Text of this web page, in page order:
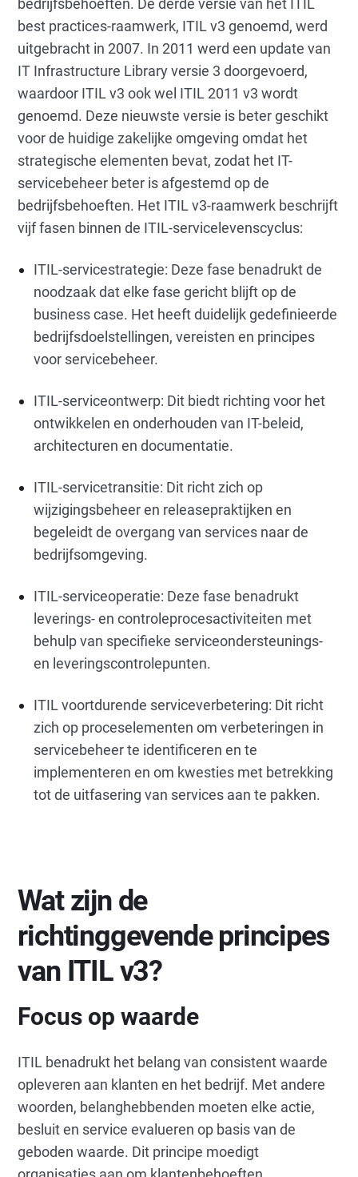
best practices-raamwerk, ITIL v3 genoemd, werd
uitgebracht in 2007. In 2011 werd een update van
IT Infrastructure Library versie 3 doorgevoerd,
waardoor ITIL v3 ook wel ITIL 2011 v3 wordt
genoemd. Deze nieuwste versie is beter geschikt
voor de huidige zakelijke omgeving omdat het
strategische elementen bevat, zodat het IT-
servicebeheer beter is afgestemd op de
bedrijfsbehoeften. Het ITIL v3-raamwerk beschrijft
vijf fasen binnen de ITIL-servicelevenscyclus:
ITIL-servicestrategie: Deze fase benadrukt de
noodzaak dat elke fase gericht blijft op de
business case. Het heeft duidelijk gedefinieerde
bedrijfsdoelstellingen, vereisten en principes
voor servicebeheer.
ITIL-serviceontwerp: Dit biedt richting voor het
ontwikkelen en onderhouden van IT-beleid,
architecturen en documentatie.
ITIL-servicetransitie: Dit richt zich op
wijzigingsbeheer en releasepraktijken en
begeleidt de overgang van services naar de
bedrijfsomgeving.
ITIL-serviceoperatie: Deze fase benadrukt
leverings- en controleprocesactiviteiten met
behulp van specifieke serviceondersteunings-
en leveringscontrolepunten.
ITIL voortdurende serviceverbetering: Dit richt
zich op proceselementen om verbeteringen in
servicebeheer te identificeren en te
implementeren en om kwesties met betrekking
tot de uitfasering van services aan te pakken.
Wat zijn de
richtinggevende principes
van ITIL v3?
Focus op waarde
ITIL benadrukt het belang van consistent waarde
opleveren aan klanten en het bedrijf. Met andere
woorden, belanghebbenden moeten elke actie,
besluit en service evalueren op basis van de
geboden waarde. Dit principe moedigt